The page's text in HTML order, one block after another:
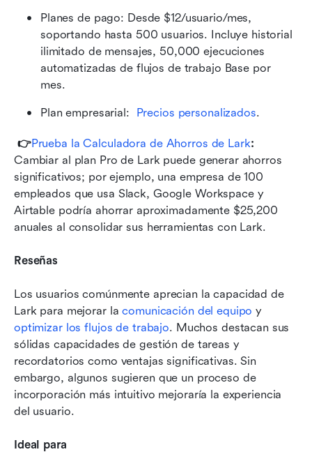
Planes de pago: Desde $12/usuario/mes,
soportando hasta 500 usuarios. Incluye historial
ilimitado de mensajes, 50,000 ejecuciones
automatizadas de flujos de trabajo Base por
mes.
Plan empresarial: Precios personalizados.
👉Prueba la Calculadora de Ahorros de Lark
Cambiar al plan Pro de Lark puede generar ahorros
significativos; por ejemplo, una empresa de 100
empleados que usa Slack, Google Workspace y
Airtable podría ahorrar aproximadamente $25,200
anuales al consolidar sus herramientas con Lark.
Reseñas
Los usuarios comúnmente aprecian la capacidad de
Lark para mejorar la comunicación del equipo
optimizar los flujos de trabajo. Muchos destacan sus
sólidas capacidades de gestión de tareas y
recordatorios como ventajas significativas. Sin
embargo, algunos sugieren que un proceso de
incorporación más intuitivo mejoraría la experiencia
del usuario.
Ideal para